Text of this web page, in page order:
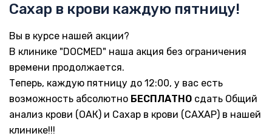
Сахар в крови каждую пятницу!
Вы в курсе нашей акции?
В клинике "DOCMED" наша акция без ограничения
времени продолжается.
Теперь, каждую пятницу до 12:00, у вас есть
возможность абсолютно БЕСПЛАТНО сдать Общий
анализ крови (ОАК) и Сахар в крови (САХАР) в нашей
клинике!!!